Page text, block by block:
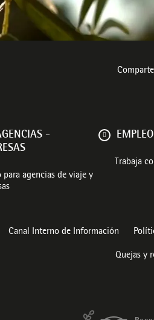
-
para agencias de viaje y
EMPLEO
Trabaja
Canal Interno de Información
Quejas y